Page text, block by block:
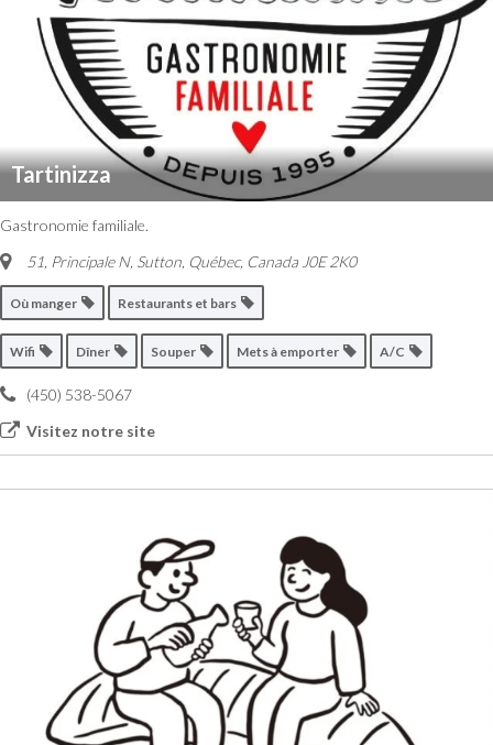
Tartinizza
Gastronomie familiale.
51, Principale N, Sutton Québec, Canada J0E 2K0
Où manger Restaurants et bars
Wifi Dîner Souper Mets à emporter A/C
(450) 538-5067
Visitez notre site